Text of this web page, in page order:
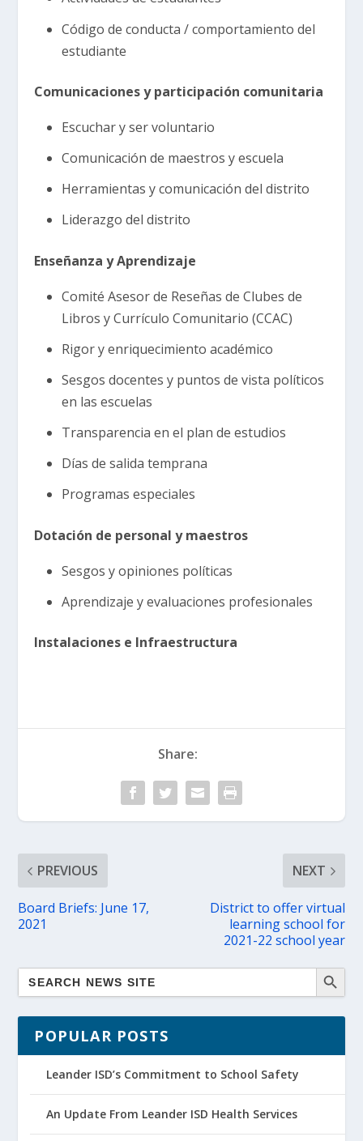
Código de conducta / comportamiento del
estudiante
Comunicaciones y participación comunitaria
Escuchar y ser voluntario
Comunicación de maestros y escuela
Herramientas y comunicación del distrito
Liderazgo del distrito
Enseñanza y Aprendizaje
Comité Asesor de Reseñas de Clubes de
Libros y Currículo Comunitario (CCAC)
Rigor y enriquecimiento académico
Sesgos docentes y puntos de vista políticos
en las escuelas
Transparencia en el plan de estudios
Días de salida temprana
Programas especiales
Dotación de personal y maestros
Sesgos y opiniones políticas
Aprendizaje y evaluaciones profesionales
Instalaciones e Infraestructura
Share:
PREVIOUS
Board Briefs: June 17,
2021
NEXT
District to offer virtual
learning school for
2021-22 school year
POPULAR POSTS
Leander ISD’s Commitment to School Safety
An Update From Leander ISD Health Services